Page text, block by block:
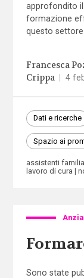
approfondito
formazione
questo settore.
Francesca
Crippa
4
Dati e ricerche
Spazio ai
assistenti
lavoro di cura
Sono state